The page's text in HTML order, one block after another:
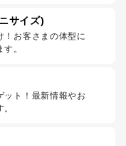
サイズ)
！お客さまの体型に
。
ット！最新情報やお